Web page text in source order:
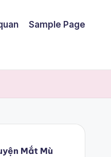
Sample Page
Mắt Mù